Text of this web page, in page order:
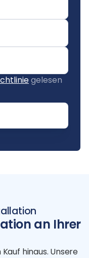
gelesen
an Ihrer
hinaus. Unsere